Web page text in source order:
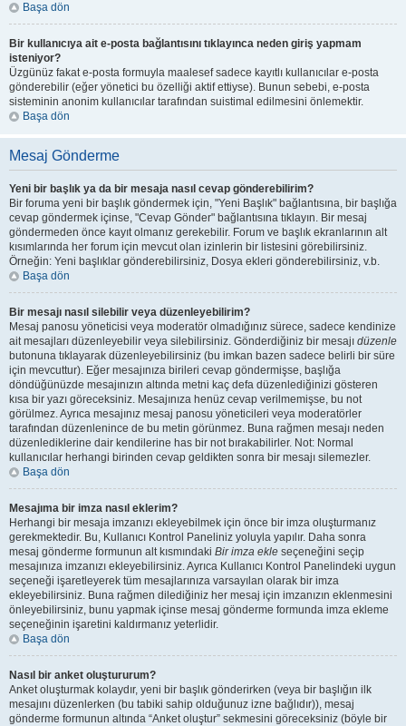
Başa dön
Bir kullanıcıya ait e-posta bağlantısını tıklayınca neden giriş yapmam
isteniyor?
Üzgünüz fakat e-posta formuyla maalesef sadece kayıtlı kullanıcılar e-posta
gönderebilir (eğer yönetici bu özelliği aktif ettiyse). Bunun sebebi, e-posta
sisteminin anonim kullanıcılar tarafından suistimal edilmesini önlemektir.
Başa dön
Mesaj Gönderme
Yeni bir başlık ya da bir mesaja nasıl cevap gönderebilirim?
Bir foruma yeni bir başlık göndermek için, "Yeni Başlık" bağlantısına, bir başlığa
cevap göndermek içinse, "Cevap Gönder" bağlantısına tıklayın. Bir mesaj
göndermeden önce kayıt olmanız gerekebilir. Forum ve başlık ekranlarının alt
kısımlarında her forum için mevcut olan izinlerin bir listesini görebilirsiniz.
Örneğin: Yeni başlıklar gönderebilirsiniz, Dosya ekleri gönderebilirsiniz, v.b.
Başa dön
Bir mesajı nasıl silebilir veya düzenleyebilirim?
Mesaj panosu yöneticisi veya moderatör olmadığınız sürece, sadece kendinize
ait mesajları düzenleyebilir veya silebilirsiniz. Gönderdiğiniz bir mesajı düzenle
butonuna tıklayarak düzenleyebilirsiniz (bu imkan bazen sadece belirli bir süre
için mevcuttur). Eğer mesajınıza birileri cevap göndermişse, başlığa
döndüğünüzde mesajınızın altında metni kaç defa düzenlediğinizi gösteren
kısa bir yazı göreceksiniz. Mesajınıza henüz cevap verilmemişse, bu not
görülmez. Ayrıca mesajınız mesaj panosu yöneticileri veya moderatörler
tarafından düzenlenince de bu metin görünmez. Buna rağmen mesajı neden
düzenlediklerine dair kendilerine has bir not bırakabilirler. Not: Normal
kullanıcılar herhangi birinden cevap geldikten sonra bir mesajı silemezler.
Başa dön
Mesajıma bir imza nasıl eklerim?
Herhangi bir mesaja imzanızı ekleyebilmek için önce bir imza oluşturmanız
gerekmektedir. Bu, Kullanıcı Kontrol Paneliniz yoluyla yapılır. Daha sonra
mesaj gönderme formunun alt kısmındaki Bir imza ekle seçeneğini seçip
mesajınıza imzanızı ekleyebilirsiniz. Ayrıca Kullanıcı Kontrol Panelindeki uygun
seçeneği işaretleyerek tüm mesajlarınıza varsayılan olarak bir imza
ekleyebilirsiniz. Buna rağmen dilediğiniz her mesaj için imzanızın eklenmesini
önleyebilirsiniz, bunu yapmak içinse mesaj gönderme formunda imza ekleme
seçeneğinin işaretini kaldırmanız yeterlidir.
Başa dön
Nasıl bir anket oluştururum?
Anket oluşturmak kolaydır, yeni bir başlık gönderirken (veya bir başlığın ilk
mesajını düzenlerken (bu tabiki sahip olduğunuz izne bağlıdır)), mesaj
gönderme formunun altında “Anket oluştur” sekmesini göreceksiniz (böyle bir